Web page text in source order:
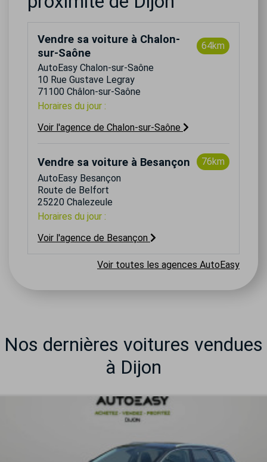
Vendre sa voiture à Chalon-
sur-Saône
64km
AutoEasy Chalon-sur-Saône
10 Rue Gustave Legray
71100 Châlon-sur-Saône
Horaires du jour :
Voir l'agence de Chalon-sur-Saône
Vendre sa voiture à Besançon
76km
AutoEasy Besançon
Route de Belfort
25220 Chalezeule
Horaires du jour :
Voir l'agence de Besançon
Voir toutes les agences AutoEasy
Nos dernières voitures vendues
à Dijon